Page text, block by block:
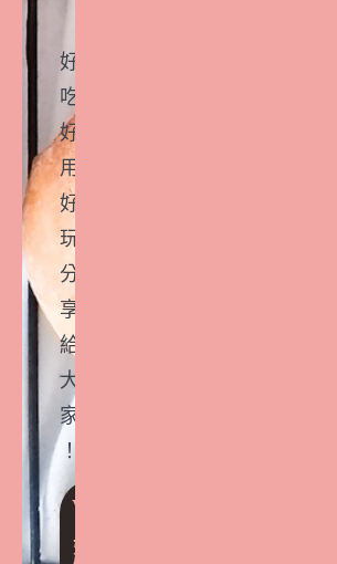
好
吃
好
用
好
玩
分
享
給
大
家
！
VI
好